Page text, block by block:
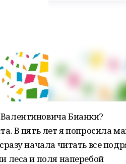
Бианки?
В пять лет я попросила
начала читать все
леса и поля наперебой